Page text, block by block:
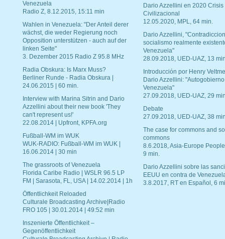
Venezuela
Radio Z, 8.12.2015, 15:11 min
Wahlen in Venezuela: "Der Anteil derer
wächst, die weder Regierung noch
Opposition unterstützen - auch auf der
linken Seite"
3. Dezember 2015 Radio Z 95.8 MHz
Radia Obskura: Is Marx Muss?
Berliner Runde - Radia Obskura |
24.06.2015 | 60 min.
Interview with Marina Sitrin and Dario
Azzellini about their new book 'They
can't represent us!'
22.08.2014 | Upfront, KPFA.org
Fußball-WM im WUK
WUK-RADIO: Fußball-WM im WUK |
16.06.2014 | 30 min
The grassroots of Venezuela
Florida Caribe Radio | WSLR 96.5 LP
FM | Sarasota, FL, USA | 14.02.2014 | 1h
Öffentlichkeit Reloaded
Culturale Broadcasting Archive|Radio
FRO 105 | 30.01.2014 | 49:52 min
Inszenierte Öffentlichkeit –
Gegenöffentlichkeit
Dario Azzellini en 2020 Crisis
Civilizacional
12.05.2020, MPL, 64 min.
Dario Azzellini,
socialismo realmente
Venezuela"
28.09.2018, UED-UAZ, 13
Introducción por Henry
Dario Azzellini:
Venezuela"
27.09.2018, UED-UAZ, 29
Debate
27.09.2018, UED-UAZ, 38
The case for commons and
commons
8.6.2018, Asia-Europe
9 min.
Dario Azzellini sobre las
EEUU en contra de
3.8.2017, RT en Español, 6